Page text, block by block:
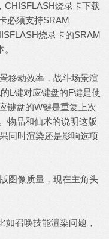
CHISFLASH烧录卡下载
必须支持SRAM
烧录卡的SRAM
移动效率，战斗场景渲
L键对应键盘的F键是使
键盘的W键是重复上次
物品和仙术的说明这版
同时渲染还是影响选项
图像质量，现在主角头
如召唤技能渲染问题，